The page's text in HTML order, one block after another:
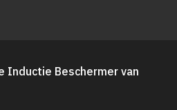
Inductie Beschermer van